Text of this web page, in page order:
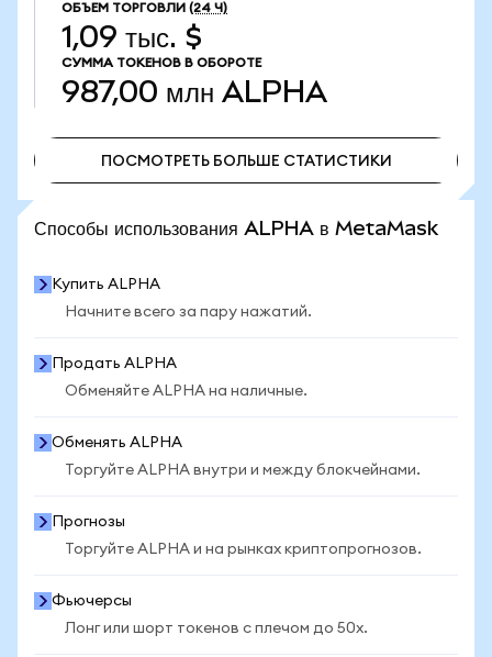
ОБЪЕМ ТОРГОВЛИ (24 Ч)
1,09 тыс. $
СУММА ТОКЕНОВ В ОБОРОТЕ
987,00 млн ALPHA
ПОСМОТРЕТЬ БОЛЬШЕ СТАТИСТИКИ
Способы использования ALPHA в MetaMask
Купить ALPHA
Начните всего за пару нажатий.
Продать ALPHA
Обменяйте ALPHA на наличные.
Обменять ALPHA
Торгуйте ALPHA внутри и между блокчейнами.
Прогнозы
Торгуйте ALPHA и на рынках криптопрогнозов.
Фьючерсы
Лонг или шорт токенов с плечом до 50x.